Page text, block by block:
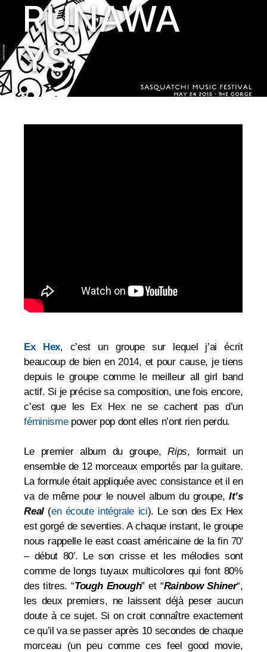
RUNAWA
YS
Ex Hex, c’est un groupe sur lequel j’ai écrit
beaucoup de bien en 2014, et pour cause, je tiens
depuis le groupe comme le meilleur all girl band
actif. Si je précise sa composition, une fois encore,
c’est que les Ex Hex ne se cachent pas d’un
féminismepower pop dont elles n’ont rien perdu.
Le premier album du groupe,Rips, formait un
ensemble de 12 morceaux emportés par la guitare.
La formule était appliquée avec consistance et il en
va de même pour le nouvel album du groupe,It’s
Real(en écoute intégrale ici). Le son des Ex Hex
est gorgé de seventies. A chaque instant, le groupe
nous rappelle le east coast américaine de la fin 70′
– début 80′. Le son crisse et les mélodies sont
comme de longs tuyaux multicolores qui font 80%
des titres.“Tough Enough” et “Rainbow Shiner“,
les deux premiers, ne laissent déjà peser aucun
doute à ce sujet. Si on croit connaître exactement
ce qu’il va se passer après 10 secondes de chaque
morceau (un peu comme ces feel good movie,